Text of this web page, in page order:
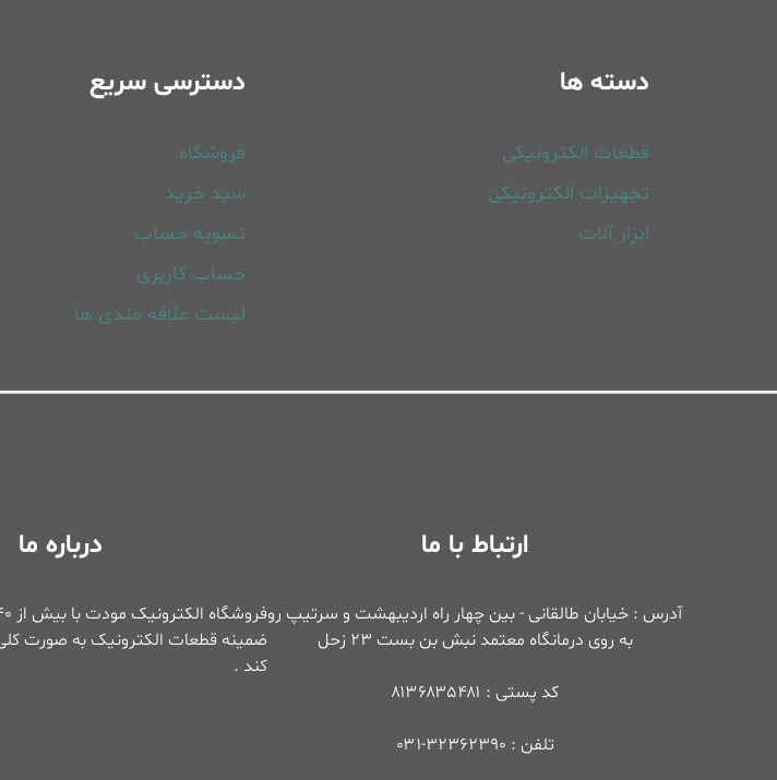
دسته ها
قطعات الکترونیکی
تجهیزات الکترونیکی
ابزار آلات
دسترسی سریع
فروشگاه
سبد خرید
تسویه حساب
حساب کاربری
لیست علاقه مندی ها
ارتباط با ما
آدرس : خیابان طالقانی - بین چهار راه اردیبهشت و سرتیپ رو
به روی درمانگاه معتمد نبش بن بست ۲۳ زحل
کد پستی : ۸۱۳۶۸۳۵۴۸۱
تلفن : ۳۲۳۶۲۳۹۰-۰۳۱
درباره ما
ضمینه قطعات الکترونیک به صورت
کند .